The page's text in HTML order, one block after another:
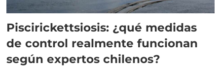
Piscirickettsiosis: ¿qué medidas
de control realmente funcionan
según expertos chilenos?